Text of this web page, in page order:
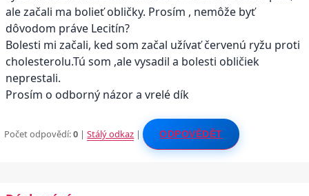
ale začali ma bolieť obličky. Prosím , nemôže byť
dôvodom práve Lecitín?
Bolesti mi začali, ked som začal užívať červenú ryžu proti
cholesterolu.Tú som ,ale vysadil a bolesti obličiek
neprestali.
Prosím o odborný názor a vrelé dík
Počet odpovědí:0 |Stálý odkaz | ODPOVĚDĚT